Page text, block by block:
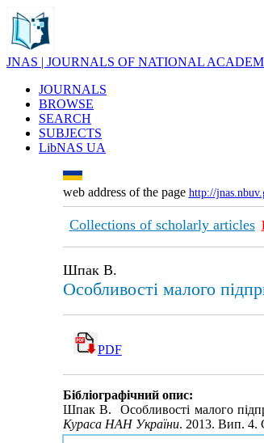
JNAS | JOURNALS OF NATIONAL
JOURNALS
BROWSE
SEARCH
SUBJECTS
LibNAS UA
web address of the page http://
Collections of scholarly articles
Шпак В.
Особливості малого
PDF
Бібліографічний опис:
Шпак В. Особливості малого
Кураса НАН України. 2013. Вип. 4.